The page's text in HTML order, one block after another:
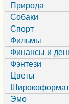
Природа
Собаки
Спорт
Фильмы
Финансы и
Фэнтези
Цветы
Эмо